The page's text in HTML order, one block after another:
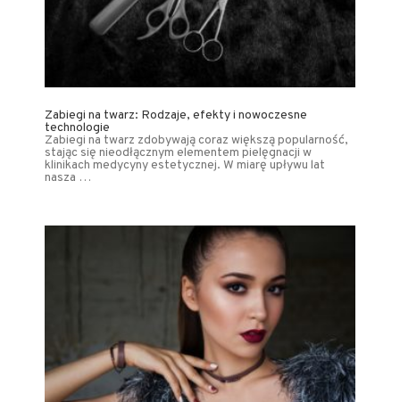
Zabiegi na twarz: Rodzaje, efekty i nowoczesne
technologie
Zabiegi na twarz zdobywają coraz większą popularność,
stając się nieodłącznym elementem pielęgnacji w
klinikach medycyny estetycznej. W miarę upływu lat
nasza …